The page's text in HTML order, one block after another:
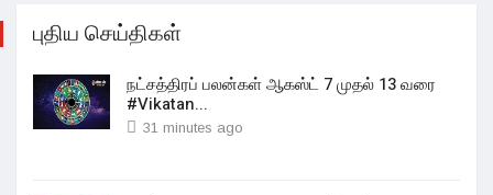
புதிய செய்திகள்
நட்சத்திரப் பலன்கள் ஆகஸ்ட் 7 முதல் 13 வரை
#Vikatan...
31 minutes ago